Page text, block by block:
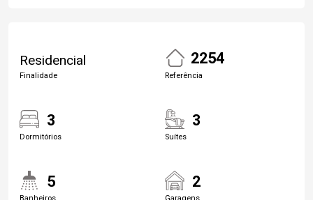
Residencial
Finalidade
2254
Referência
3
Dormitórios
3
Suítes
5
Banheiros
2
Garagens